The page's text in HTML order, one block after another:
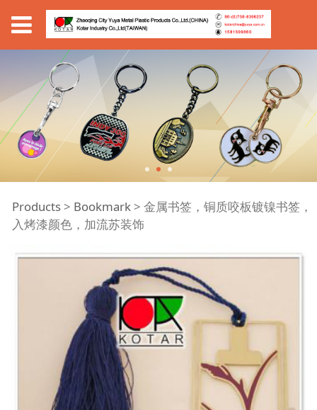
金属书签，铜质咬板镀
镍书签，入烤漆颜色，
加流苏装饰
Products> Bookmark> 金属书签，铜质咬板镀镍书签，
入烤漆颜色，加流苏装饰